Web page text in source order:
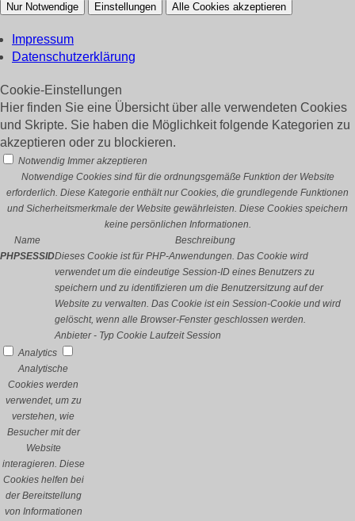
Nur Notwendige Einstellungen Alle Cookies akzeptieren
Impressum
Datenschutzerklärung
Cookie-Einstellungen
Hier finden Sie eine Übersicht über alle verwendeten Cookies
und Skripte. Sie haben die Möglichkeit folgende Kategorien zu
akzeptieren oder zu blockieren.
Notwendig Immer akzeptieren
Notwendige Cookies sind für die ordnungsgemäße Funktion der Website
erforderlich. Diese Kategorie enthält nur Cookies, die grundlegende Funktionen
und Sicherheitsmerkmale der Website gewährleisten. Diese Cookies speichern
keine persönlichen Informationen.
Name
Beschreibung
PHPSESSIDDieses Cookie ist für PHP-Anwendungen. Das Cookie wird
verwendet um die eindeutige Session-ID eines Benutzers zu
speichern und zu identifizieren um die Benutzersitzung auf der
Website zu verwalten. Das Cookie ist ein Session-Cookie und wird
gelöscht, wenn alle Browser-Fenster geschlossen werden.
Anbieter - Typ Cookie Laufzeit Session
Analytics
Analytische
Cookies werden
verwendet, um zu
verstehen, wie
Besucher mit der
Website
interagieren. Diese
Cookies helfen bei
der Bereitstellung
von Informationen